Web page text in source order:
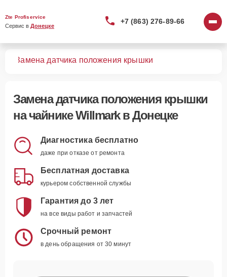
Zte Profiservice
Сервис в Донецке
+7 (863) 276-89-66
Замена датчика положения крышки
Замена датчика положения крышки
на чайнике Willmark в Донецке
Диагностика бесплатно
даже при отказе от ремонта
Бесплатная доставка
курьером собственной службы
Гарантия до 3 лет
на все виды работ и запчастей
Срочный ремонт
в день обращения от 30 минут